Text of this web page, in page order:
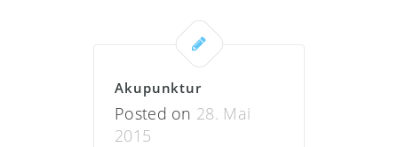
Akupunktur
Posted on 28. Mai
2015